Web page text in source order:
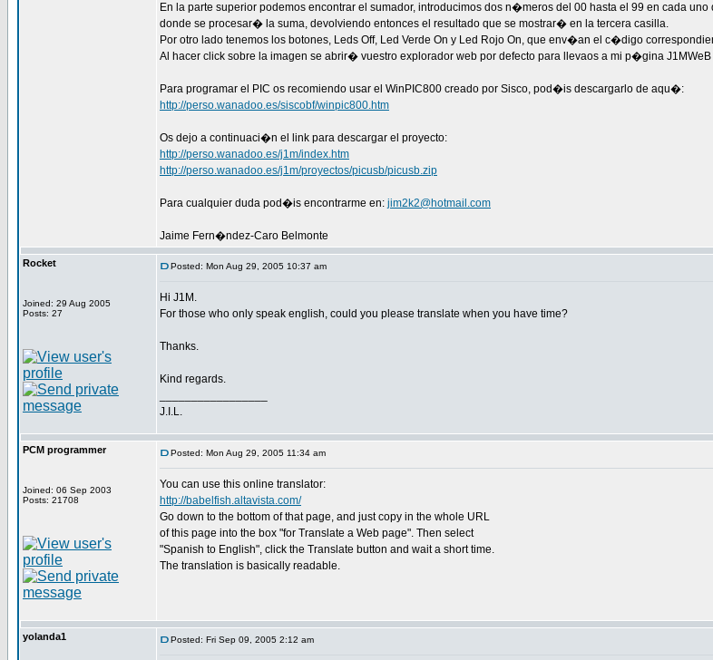
En la parte superior podemos encontrar el sumador, introducimos dos n�meros del 00 hasta el 99 en cada
donde se procesar� la suma, devolviendo entonces el resultado que se mostrar� en la tercera casilla.
Por otro lado tenemos los botones, Leds Off, Led Verde On y Led Rojo On, que env�an el c�digo
Al hacer click sobre la imagen se abrir� vuestro explorador web por defecto para llevaos a mi p�gina J1MWeB
Para programar el PIC os recomiendo usar el WinPIC800 creado por Sisco, pod�is descargarlo de aqu�:
http://perso.wanadoo.es/siscobf/winpic800.htm
Os dejo a continuaci�n el link para descargar el proyecto:
http://perso.wanadoo.es/j1m/index.htm
http://perso.wanadoo.es/j1m/proyectos/picusb/picusb.zip
Para cualquier duda pod�is encontrarme en: jim2k2@hotmail.com
Jaime Fern�ndez-Caro Belmonte
Rocket
Joined: 29 Aug 2005
Posts: 27
Posted: Mon Aug 29, 2005 10:37 am
Hi J1M.
For those who only speak english, could you please translate when you have time?
Thanks.
Kind regards.
J.I.L.
PCM programmer
Joined: 06 Sep 2003
Posts: 21708
Posted: Mon Aug 29, 2005 11:34 am
You can use this online translator:
http://babelfish.altavista.com/
Go down to the bottom of that page, and just copy in the whole URL
of this page into the box "for Translate a Web page". Then select
"Spanish to English", click the Translate button and wait a short time.
The translation is basically readable.
yolanda1 Posted: Fri Sep 09, 2005 2:12 am